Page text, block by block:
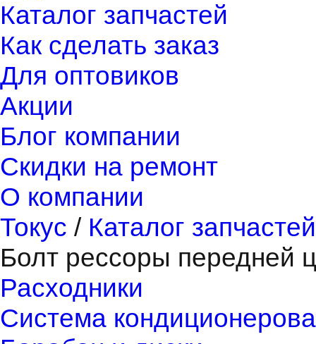
Каталог запчастей
Как сделать заказ
Для оптовиков
Акции
Блог компании
Скидки на ремонт
О компании
Токус / Каталог запчастей
Болт рессоры передней
Расходники
Система